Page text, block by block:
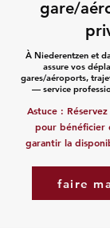
gare/
À Niederentzen et
assure vos
gares/aéroports,
— service
Astuce :
pour bénéficier
garantir la
faire